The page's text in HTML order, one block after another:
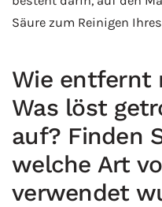
Säure zum Reinigen
Wie entfernt
Was löst
auf? Finden
welche Art
verwendet